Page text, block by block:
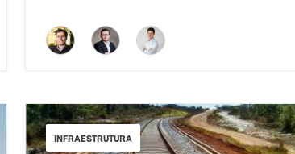
INFRAESTRUTURA